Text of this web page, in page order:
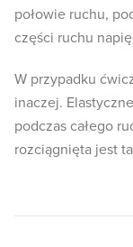
połowie ruchu,
części ruchu
W przypadku
inaczej.
podczas całego
rozciągnięta jest